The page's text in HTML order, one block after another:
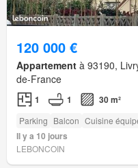
120 000 €
Appartement à 93190,
de-France
1 1 30 m²
Parking Balcon Cuisine
Il y a 10 jours
LEBONCOIN